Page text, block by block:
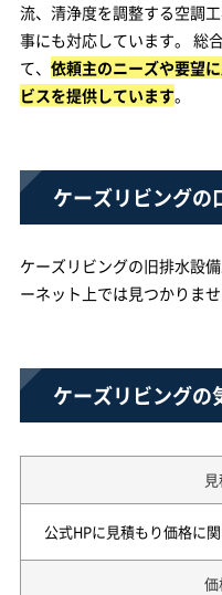
流、清浄度を調整する空調
事にも対応しています。 総
て、 依頼主のニーズや要望
ビスを提供しています。
ケーズリビングの
ケーズリビングの旧排水設
ーネット上では見つかりませ
ケーズリビングの
公式HPに見積もり価格に
価